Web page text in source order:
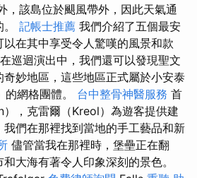
，該島位於颶風帶外，因此天氣通
記帳士推薦 我們介紹了五個最安
在其中享受令人驚嘆的風景和款
巡迴演出中，我們還可以發現聖文
妙地區，這些地區正式屬於小安泰
網格團體。 台中整骨神醫服務 首
，克雷爾（Kreol）為遊客提供建
們在那裡找到當地的手工藝品和新
儘管當我在那裡時，堡壘正在翻
大海有著令人印象深刻的景色。